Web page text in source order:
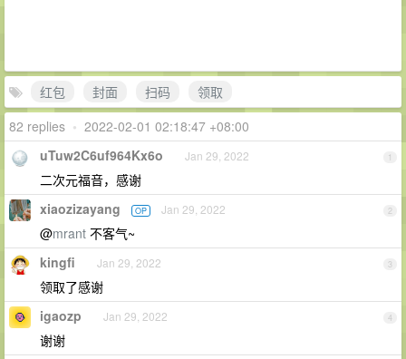
红包 封面 扫码
领取
82 replies • 2022-02-01 02:18:47 +08:00
1
uTuw2C6uf964Kx6o Jan 29, 2022
二次元福音，感谢
2
xiaozizayang OP Jan 29, 2022
@mrant 不客气~
3
kingfi Jan 29, 2022
领取了感谢
4
igaozp Jan 29, 2022
谢谢